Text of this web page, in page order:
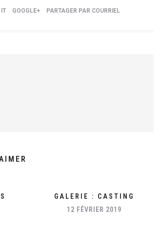
GOOGLE+ PARTAGER PAR COURRIEL
GALERIE : CASTING
12 FÉVRIER 2019